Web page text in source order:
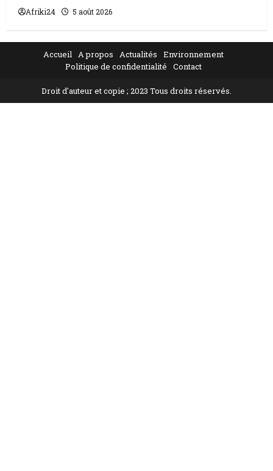
Afriki24 5 août 2026
Accueil A propos Actualités
Environnement
Politique de confidentialité
Contact
Droit d'auteur et copie ; 2023 Tous droits réservés.